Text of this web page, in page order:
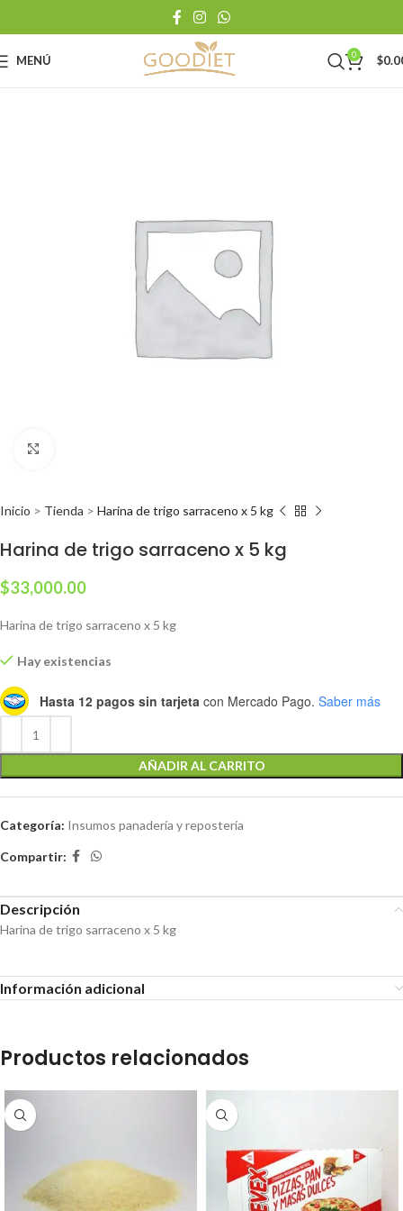
MENÚ 0 $
Inicio > Tienda > Harina de trigo sarraceno x 5 kg
Harina de trigo sarraceno x 5 kg
$33,000.00
Harina de trigo sarraceno x 5 kg
Hay existencias
Hasta 12 pagos sin tarjeta con Mercado Pago. Saber más
AÑADIR AL CARRITO
Categoría: Insumos panadería y repostería
Compartir:
Descripción
Harina de trigo sarraceno x 5 kg
Información adicional
Productos relacionados